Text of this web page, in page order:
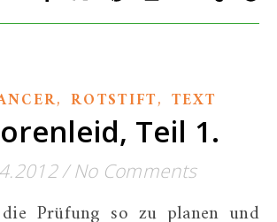
,ROTSTIFT, TEXT
Teil 1.
/ No Comments